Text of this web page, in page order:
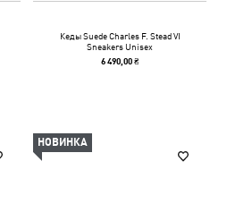
Кеды Suede Charles F. Stead VI
Sneakers Unisex
6 490,00 ₴
НОВИНКА